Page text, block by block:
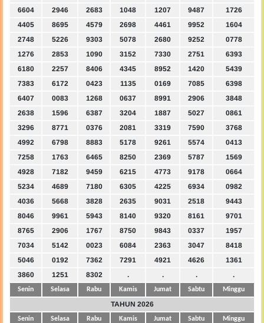
6604
2946 2683 1048 1207 9487
1726
4405
8695 4579 2698 4461 9952
1604
2748
5226 9303 5078 2680 9252
0778
1276
2853 1090 3152 7330 2751
6393
6180
2257 8406 4345 8952 1420
5439
7383
6172 0423 1135 0169 7085
6398
6407
0083 1268 0637 8991 2906
3848
2638
1596 6387 3204 1887 5027
0861
3296
8771 0376 2081 3319 7590
3768
4992
6798 8883 5178 9261 5574
0413
7258
1763 6465 8250 2369 5787
1569
4928
7182 9459 6215 4773 9178
0664
5234
4689 7180 6305 4225 6934
0982
4036
5668 3828 2635 9031 2518
9443
8046
9961 5943 8140 9320 8161
9701
8765
2906 1767 8750 9843 0337
1957
7034
5142 0023 6084 2363 3047
8418
5046
0192 7362 7291 4921 4626
1361
3860
1251 8302 . . . .
Senin Selasa Rabu Kamis Jumat Sabtu Minggu
TAHUN 2026
Senin Selasa Rabu Kamis Jumat Sabtu Minggu